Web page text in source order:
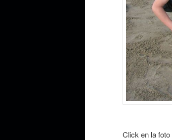
Click en la